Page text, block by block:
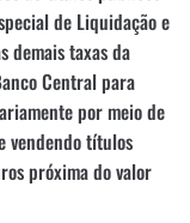
de Liquidação e
demais taxas da
Central para
por meio de
vendendo títulos
próxima do valor